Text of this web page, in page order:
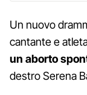
Un nuovo
cantante e
un aborto
destro Serena